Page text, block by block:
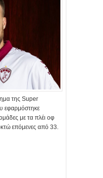
της Super
εφαρμόστηκε
με τα πλέι οφ
επόμενες από 33.